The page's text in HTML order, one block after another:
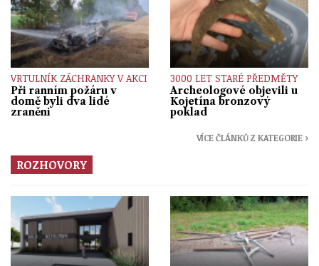
VRTULNÍK ZÁCHRANKY V AKCI
Při ranním požáru v
domě byli dva lidé
zraněni
3000 LET STARÉ PŘEDMĚTY
Archeologové objevili u
Kojetína bronzový
poklad
VÍCE ČLÁNKŮ Z KATEGORIE ›
ROZHOVORY